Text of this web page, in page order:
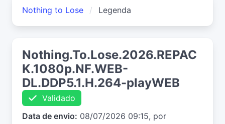
Nothing to Lose Legenda
Nothing.To.Lose.2026.REPAC
K.1080p.NF.WEB-
DL.DDP5.1.H.264-playWEB
Validado
Data de envio: 08/07/2026 09:15, por